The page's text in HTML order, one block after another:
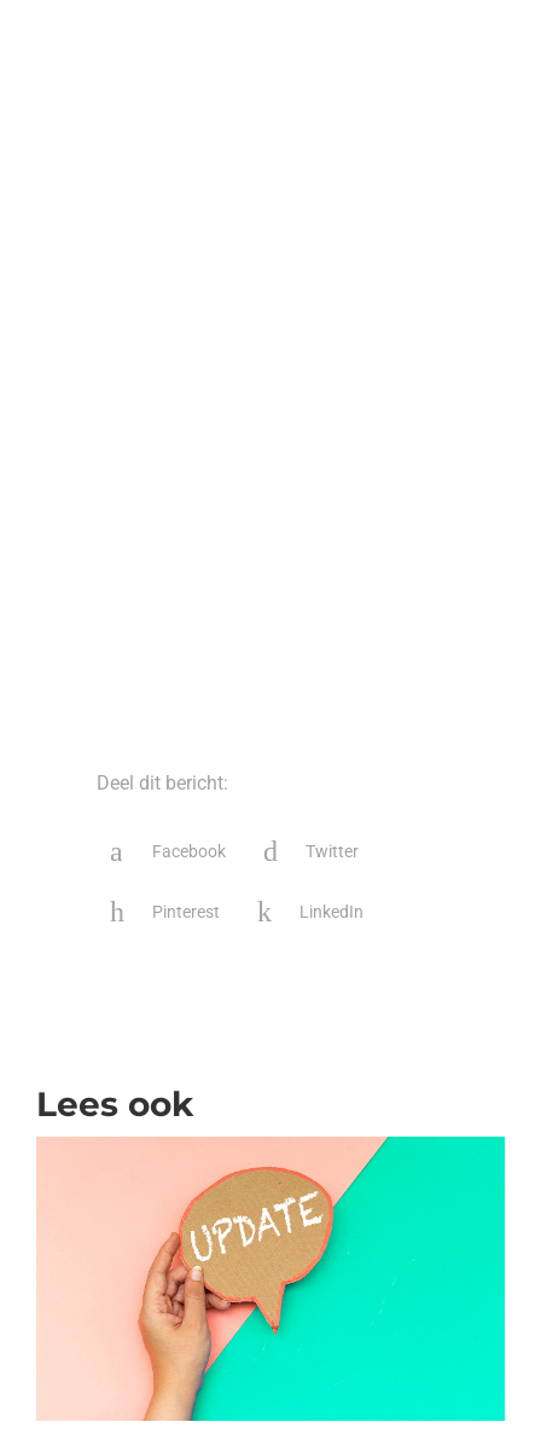
Deel dit bericht:
Facebook Twitter
Pinterest LinkedIn
Lees ook